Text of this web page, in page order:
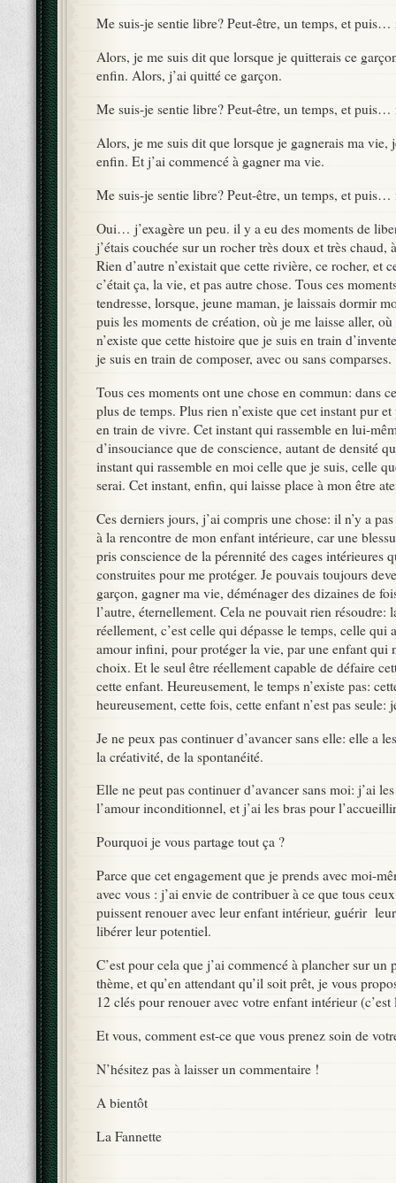
Me suis-je sentie libre? Peut-être, un temps, et puis…
Alors, je me suis dit que lorsque je quitterais ce
enfin. Alors, j’ai quitté ce garçon.
Me suis-je sentie libre? Peut-être, un temps, et puis…
Alors, je me suis dit que lorsque je gagnerais ma vie,
enfin. Et j’ai commencé à gagner ma vie.
Me suis-je sentie libre? Peut-être, un temps, et puis…
Oui… j’exagère un peu. il y a eu des moments de
j’étais couchée sur un rocher très doux et très chaud,
Rien d’autre n’existait que cette rivière, ce rocher, et
c’était ça, la vie, et pas autre chose. Tous ces
tendresse, lorsque, jeune maman, je laissais dormir
puis les moments de création, où je me laisse aller,
n’existe que cette histoire que je suis en train
je suis en train de composer, avec ou sans comparses.
Tous ces moments ont une chose en commun: dans
plus de temps. Plus rien n’existe que cet instant pur
en train de vivre. Cet instant qui rassemble en lui-
d’insouciance que de conscience, autant de densité
instant qui rassemble en moi celle que je suis, celle
serai. Cet instant, enfin, qui laisse place à mon être
Ces derniers jours, j’ai compris une chose: il n’y a
à la rencontre de mon enfant intérieure, car une
pris conscience de la pérennité des cages intérieures
construites pour me protéger. Je pouvais toujours
garçon, gagner ma vie, déménager des dizaines de
l’autre, éternellement. Cela ne pouvait rien résoudre:
réellement, c’est celle qui dépasse le temps, celle qui
amour infini, pour protéger la vie, par une enfant qui
choix. Et le seul être réellement capable de défaire
cette enfant. Heureusement, le temps n’existe pas:
heureusement, cette fois, cette enfant n’est pas seule:
Je ne peux pas continuer d’avancer sans elle: elle a
la créativité, de la spontanéité.
Elle ne peut pas continuer d’avancer sans moi: j’ai
l’amour inconditionnel, et j’ai les bras pour
Pourquoi je vous partage tout ça ?
Parce que cet engagement que je prends avec moi-
avec vous : j’ai envie de contribuer à ce que tous
puissent renouer avec leur enfant intérieur, guérir
libérer leur potentiel.
C’est pour cela que j’ai commencé à plancher sur un
thème, et qu’en attendant qu’il soit prêt, je vous
12 clés pour renouer avec votre enfant intérieur
Et vous, comment est-ce que vous prenez soin de
N’hésitez pas à laisser un commentaire !
A bientôt
La Fannette